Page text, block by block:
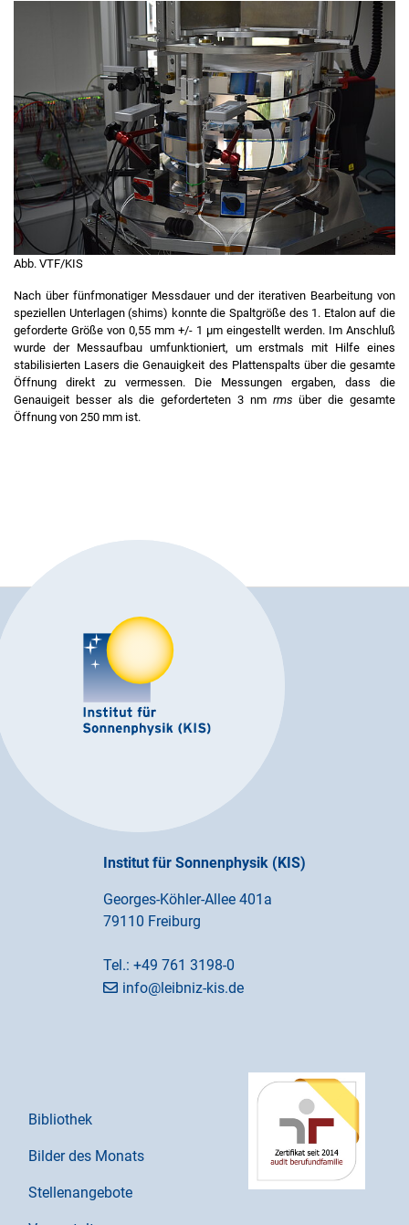
Abb. VTF/KIS
Nach über fünfmonatiger Messdauer und der iterativen Bearbeitung von
speziellen Unterlagen (shims) konnte die Spaltgröße des 1. Etalon auf die
geforderte Größe von 0,55 mm +/- 1 µm eingestellt werden. Im Anschluß
wurde der Messaufbau umfunktioniert, um erstmals mit Hilfe eines
stabilisierten Lasers die Genauigkeit des Plattenspalts über die gesamte
Öffnung direkt zu vermessen. Die Messungen ergaben, dass die
Genauigeit besser als die geforderteten 3 nmrms über die gesamte
Öffnung von 250 mm ist.
Institut für Sonnenphysik (KIS)
Georges-Köhler-Allee 401a
79110 Freiburg
Tel.: +49 761 3198-0
info@leibniz-kis.de
Bibliothek
Bilder des Monats
Stellenangebote